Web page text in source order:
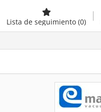
Lista de seguimiento (0)